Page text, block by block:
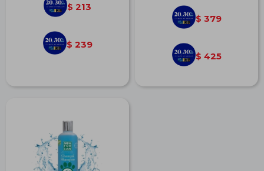
$ 213
$ 239
$ 379
$ 425